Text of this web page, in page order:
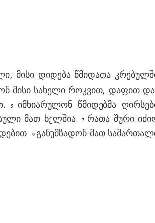
მისი დიდება წმიდათა
მისი სახელი როკვით, დაფით
5 იმხიარულონ წმიდებმა
მათ ხელშია.7 რათა შური
9 განუმზადონ მათ